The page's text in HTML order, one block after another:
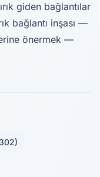
giden bağlantılar
bağlantı inşası —
önermek —